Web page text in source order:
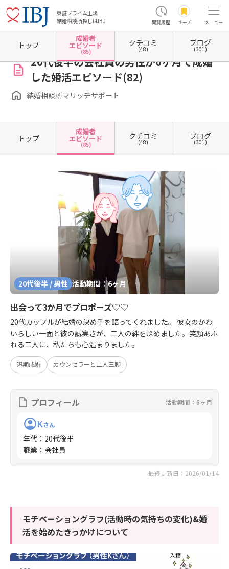
東証プライム上場
結婚相談所探しはIBJ
閲覧履歴 キープ メニュー
ホーム 大阪府の結婚相談所 大阪府大阪市 大阪府大阪市北区 結婚相談所マリッヂサ
20代後半の会社員の男性が6ヶ月で成婚
した婚活エピソード(82)
結婚相談所マリッヂサポート
トップ
成婚者
エピソード
(85)
クチコミ
(48)
ブログ
(301)
トップ
成婚者
エピソード
(85)
クチコミ
(48)
ブログ
(301)
20代後半 / 男性 活動期間：6ヶ月
出会って3か月でプロポーズ♡♡
20代カップルが結婚の決め手を語ってくれました。 彼女のかわ
いらしい一面と彼の誠実さが、二人の絆を深めました。笑顔あふ
れる二人に、私たちも心温まりました。
短期成婚 カウンセラーと二人三脚
プロフィール 活動期間：6ヶ月
Kさん
年代 ： 20代後半
職業 ： 会社員
最終更新日：2026/01/14
モチベーショングラフ(活動時の気持ちの変化)&婚
活を始めたきっかけについて